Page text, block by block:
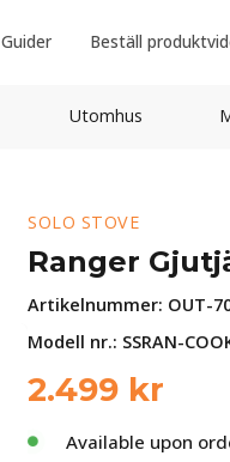
Guider Beställ
Utomhus
SOLO STOVE
Ranger
Artikelnummer: OUT-
Modell nr.: SSRAN-
2.499 kr
Available upon